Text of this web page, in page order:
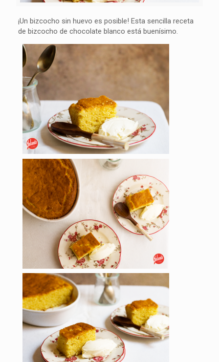
¡Un bizcocho sin huevo es posible! Esta sencilla receta
de bizcocho de chocolate blanco está buenísimo.